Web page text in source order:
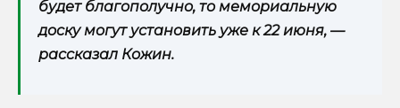
будет благополучно, то мемориальную
доску могут установить уже к 22 июня, —
рассказал Кожин.